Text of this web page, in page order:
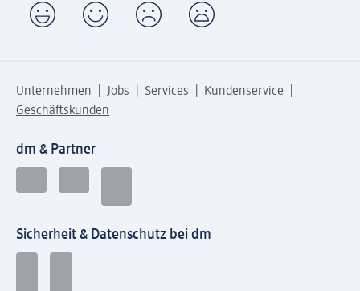
Unternehmen Jobs Services
Kundenservice
Geschäftskunden
dm & Partner
Sicherheit & Datenschutz bei dm